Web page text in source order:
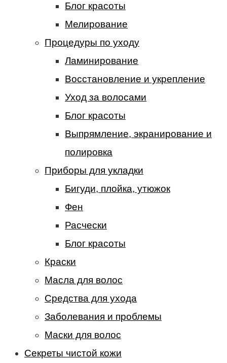
Блог красоты
Мелирование
Процедуры по уходу
Ламинирование
Восстановление и укрепление
Уход за волосами
Блог красоты
Выпрямление, экранирование и
полировка
Приборы для укладки
Бигуди, плойка, утюжок
Фен
Расчески
Блог красоты
Краски
Масла для волос
Средства для ухода
Заболевания и проблемы
Маски для волос
Секреты чистой кожи